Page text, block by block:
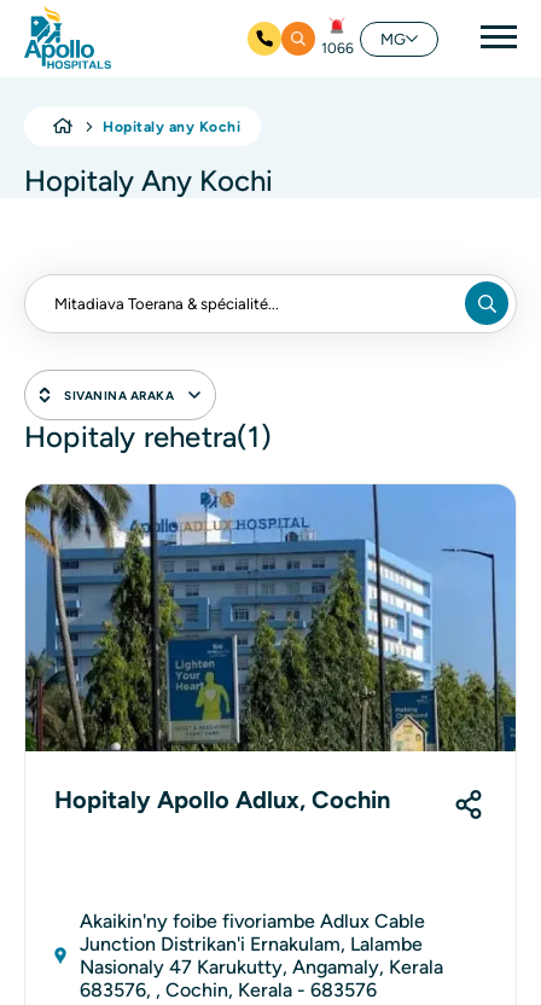
1066
MG
Hopitaly any Kochi
Hopitaly Any Kochi
Hopitaly rehetra(1)
SIVANINA ARAKA
Hopitaly Apollo Adlux, Cochin
Akaikin'ny foibe fivoriambe Adlux Cable
Junction Distrikan'i Ernakulam, Lalambe
Nasionaly 47 Karukutty, Angamaly, Kerala
683576, , Cochin, Kerala - 683576